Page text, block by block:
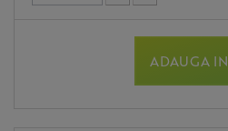
ADAUGA